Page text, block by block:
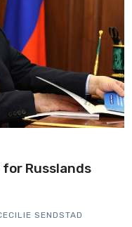
Russlands
SENDSTAD